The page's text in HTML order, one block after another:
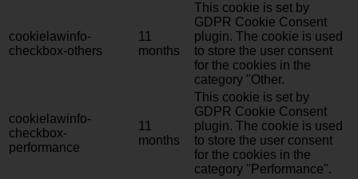
cookielawinfo-
checkbox-others
11
months
This cookie is set by
GDPR Cookie Consent
plugin. The cookie is used
to store the user consent
for the cookies in the
category "Other.
cookielawinfo-
checkbox-
performance
11
months
This cookie is set by
GDPR Cookie Consent
plugin. The cookie is used
to store the user consent
for the cookies in the
category "Performance".